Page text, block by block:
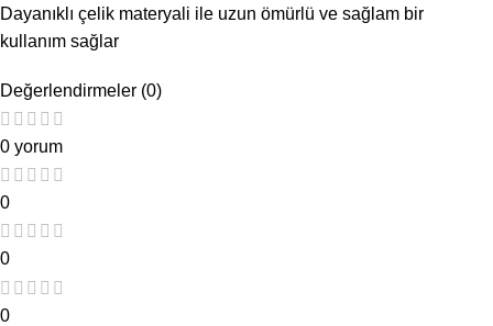
Dayanıklı çelik materyali ile uzun ömürlü ve sağlam bir
kullanım sağlar
Değerlendirmeler (0)
0 yorum
0
0
0